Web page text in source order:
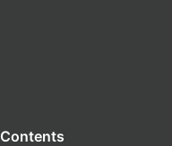
Contents